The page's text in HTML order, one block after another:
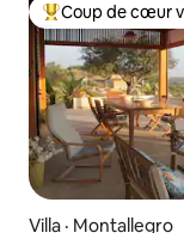
Coup de cœur
Coup de cœur
Villa · Montallegro